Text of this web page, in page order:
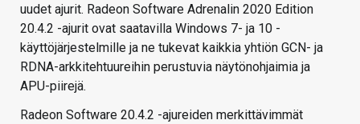
uudet ajurit. Radeon Software Adrenalin 2020 Edition
20.4.2 -ajurit ovat saatavilla Windows 7- ja 10 -
käyttöjärjestelmille ja ne tukevat kaikkia yhtiön GCN- ja
RDNA-arkkitehtuureihin perustuvia näytönohjaimia ja
APU-piirejä.
Radeon Software 20.4.2 -ajureiden merkittävimmät